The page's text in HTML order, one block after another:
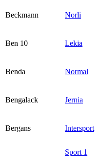
Beckmann Norli
Ben 10 Lekia
Benda Normal
Bengalack Jernia
Bergans Intersport
Sport 1